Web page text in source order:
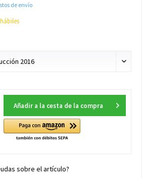
de envío
Añadir a la cesta de la compra
sobre el artículo?